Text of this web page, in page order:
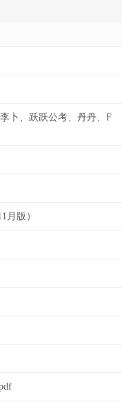
卜、跃跃公考、丹丹、F
月版）